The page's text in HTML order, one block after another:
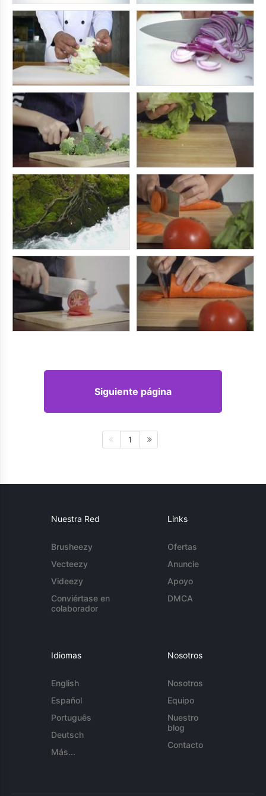
Siguiente página
1
Nuestra Red
Brusheezy
Vecteezy
Videezy
Conviértase en
colaborador
Links
Ofertas
Anuncie
Apoyo
DMCA
Idiomas
English
Español
Português
Deutsch
Más...
Nosotros
Nosotros
Equipo
Nuestro
blog
Contacto